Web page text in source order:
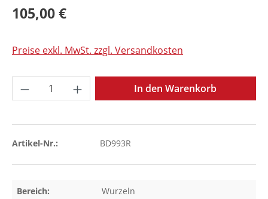
105,00 €
Preise exkl. MwSt. zzgl. Versandkosten
Produkt Anzahl: Gib den gewünschten
In den Warenkorb
Artikel-Nr.: BD993R
Bereich:
Wurzeln